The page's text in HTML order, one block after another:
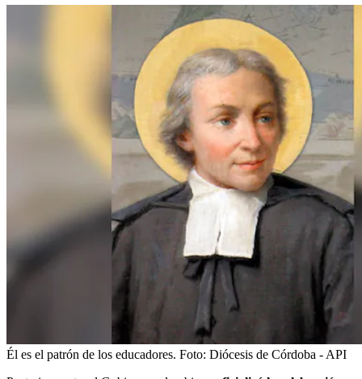
Él es el patrón de los educadores. Foto: Diócesis de Córdoba - API